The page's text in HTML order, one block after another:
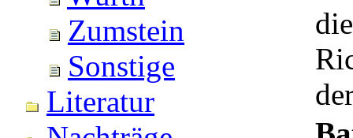
Zumstein
Sonstige
Literatur